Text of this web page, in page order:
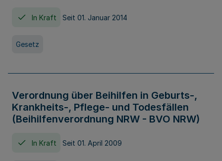
In Kraft Seit 01. Januar 2014
Gesetz
Verordnung über Beihilfen in Geburts-,
Krankheits-, Pflege- und Todesfällen
(Beihilfenverordnung NRW - BVO NRW)
In Kraft Seit 01. April 2009